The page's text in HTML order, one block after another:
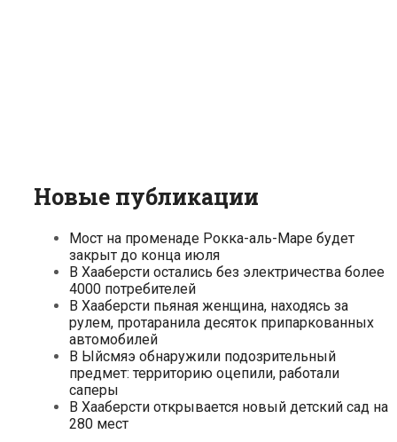
Новые публикации
Мост на променаде Рокка-аль-Маре будет
закрыт до конца июля
В Хааберсти остались без электричества более
4000 потребителей
В Хааберсти пьяная женщина, находясь за
рулем, протаранила десяток припаркованных
автомобилей
В Ыйсмяэ обнаружили подозрительный
предмет: территорию оцепили, работали
саперы
В Хааберсти открывается новый детский сад на
280 мест